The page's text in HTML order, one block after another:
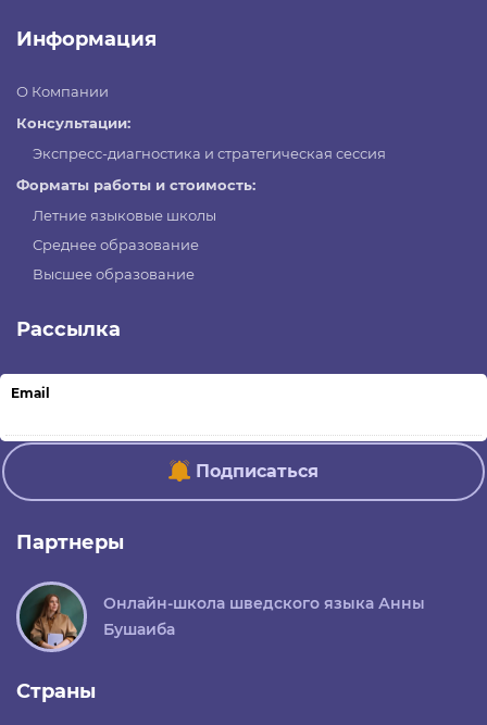
Информация
О Компании
Консультации:
Экспресс-диагностика и стратегическая сессия
Форматы работы и стоимость:
Летние языковые школы
Среднее образование
Высшее образование
Рассылка
Email
Подписаться
Партнеры
Онлайн-школа шведского языка Анны
Бушаиба
Страны